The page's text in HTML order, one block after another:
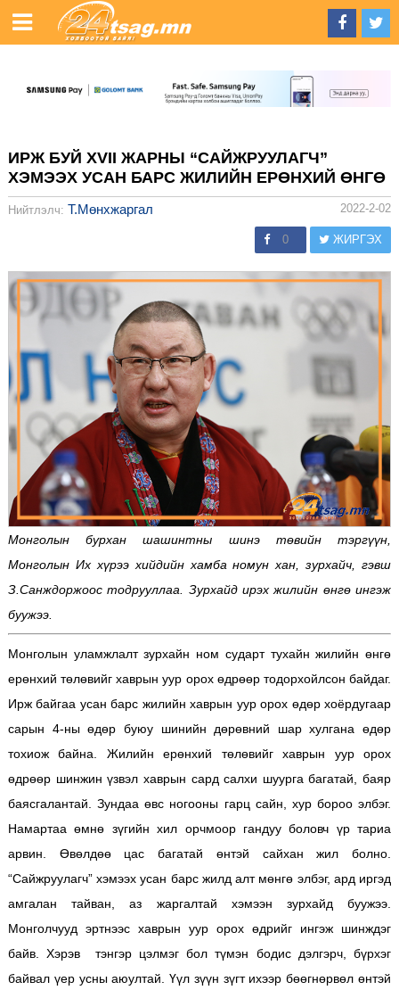
ИРЖ БУЙ XVII ЖАРНЫ “САЙЖРУУЛАГЧ”
ХЭМЭЭХ УСАН БАРС ЖИЛИЙН ЕРӨНХИЙ ӨНГӨ
Нийтлэлч: Т.Мөнхжаргал 2022-2-02
0 ЖИРГЭХ
Монголын бурхан шашинтны шинэ төвийн тэргүүн,
Монголын Их хүрээ хийдийн хамба номун хан, зурхайч, гэвш
З.Санждоржоос тодрууллаа. Зурхайд ирэх жилийн өнгө ингэж
буужээ.
Монголын уламжлалт зурхайн ном сударт тухайн жилийн өнгө
ерөнхий төлөвийг хаврын уур орох өдрөөр тодорхойлсон байдаг.
Ирж байгаа усан барс жилийн хаврын уур орох өдөр хоёрдугаар
сарын 4-ны өдөр буюу шинийн дөрөвний шар хулгана өдөр
тохиож байна. Жилийн ерөнхий төлөвийг хаврын уур орох
өдрөөр шинжин үзвэл хаврын сард салхи шуурга багатай, баяр
баясгалантай. Зундаа өвс ногооны гарц сайн, хур бороо элбэг.
Намартаа өмнө зүгийн хил орчмоор гандуу боловч үр тариа
арвин. Өвөлдөө цас багатай өнтэй сайхан жил болно.
“Сайжруулагч” хэмээх усан барс жилд алт мөнгө элбэг, ард иргэд
амгалан тайван, аз жаргалтай хэмээн зурхайд буужээ.
Монголчууд эртнээс хаврын уур орох өдрийг ингэж шинждэг
байв. Хэрэв тэнгэр цэлмэг бол түмэн бодис дэлгэрч, бүрхэг
байвал үер усны аюултай. Үүл зүүн зүгт ихээр бөөгнөрвөл өнтэй